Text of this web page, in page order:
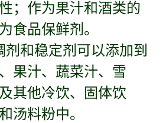
；作为果汁和酒类的
食品保鲜剂。
剂和稳定剂可以添加到
果汁、蔬菜汁、雪
其他冷饮、固体饮
汤料粉中。